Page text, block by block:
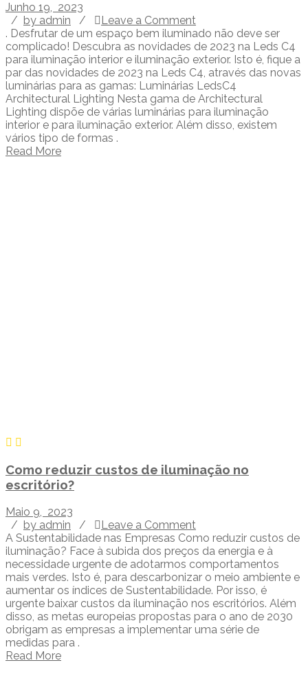
Junho 19, 2023
/ by admin /
Leave a Comment
. Desfrutar de um espaço bem iluminado não deve ser
complicado! Descubra as novidades de 2023 na Leds C4
para iluminação interior e iluminação exterior. Isto é, fique a
par das novidades de 2023 na Leds C4, através das novas
luminárias para as gamas: Luminárias LedsC4
Architectural Lighting Nesta gama de Architectural
Lighting dispõe de várias luminárias para iluminação
interior e para iluminação exterior. Além disso, existem
vários tipo de formas .
Read More
Como reduzir custos de iluminação no
escritório?
Maio 9, 2023
/ by admin /
Leave a Comment
A Sustentabilidade nas Empresas Como reduzir custos de
iluminação? Face à subida dos preços da energia e à
necessidade urgente de adotarmos comportamentos
mais verdes. Isto é, para descarbonizar o meio ambiente e
aumentar os índices de Sustentabilidade. Por isso, é
urgente baixar custos da iluminação nos escritórios. Além
disso, as metas europeias propostas para o ano de 2030
obrigam as empresas a implementar uma série de
medidas para .
Read More